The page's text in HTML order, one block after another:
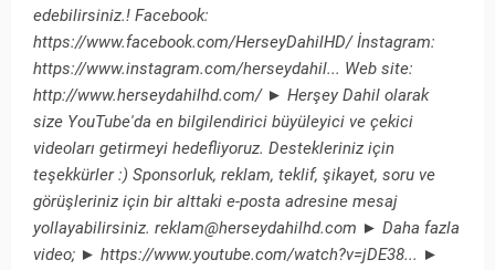
edebilirsiniz.! Facebook:
https://www.facebook.com/HerseyDahilHD/​​ İnstagram:
https://www.instagram.com/herseydahil...​ Web site:
http://www.herseydahilhd.com/​​ ► Herşey Dahil olarak
size YouTube'da en bilgilendirici büyüleyici ve çekici
videoları getirmeyi hedefliyoruz. Destekleriniz için
teşekkürler :) Sponsorluk, reklam, teklif, şikayet, soru ve
görüşleriniz için bir alttaki e-posta adresine mesaj
yollayabilirsiniz. reklam@herseydahilhd.com ► Daha fazla
video; ► https://www.youtube.com/watch?v=jDE38...​ ►